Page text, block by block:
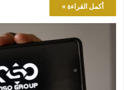
أكمل القراءة »